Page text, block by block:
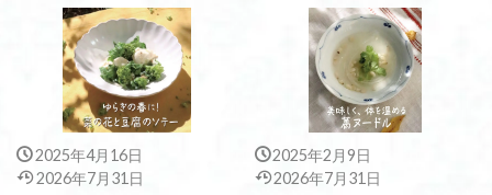
2025年4月16日
2026年7月31日
2025年2月9日
2026年7月31日